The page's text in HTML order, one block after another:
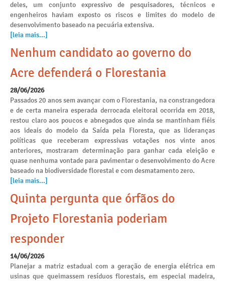
deles, um conjunto expressivo de pesquisadores, técnicos e
engenheiros haviam exposto os riscos e limites do modelo de
desenvolvimento baseado na pecuária extensiva.
[leia mais...]
Nenhum candidato ao governo do
Acre defenderá o Florestania
28/06/2026
Passados 20 anos sem avançar com o Florestania, na constrangedora
e de certa maneira esperada derrocada eleitoral ocorrida em 2018,
restou claro aos poucos e abnegados que ainda se mantinham fiéis
aos ideais do modelo da Saída pela Floresta, que as lideranças
políticas que receberam expressivas votações nos vinte anos
anteriores, mostraram determinação para ganhar cada eleição e
quase nenhuma vontade para pavimentar o desenvolvimento do Acre
baseado na biodiversidade florestal e com desmatamento zero.
[leia mais...]
Quinta pergunta que órfãos do
Projeto Florestania poderiam
responder
14/06/2026
Planejar a matriz estadual com a geração de energia elétrica em
usinas que queimassem resíduos florestais, em especial madeira,